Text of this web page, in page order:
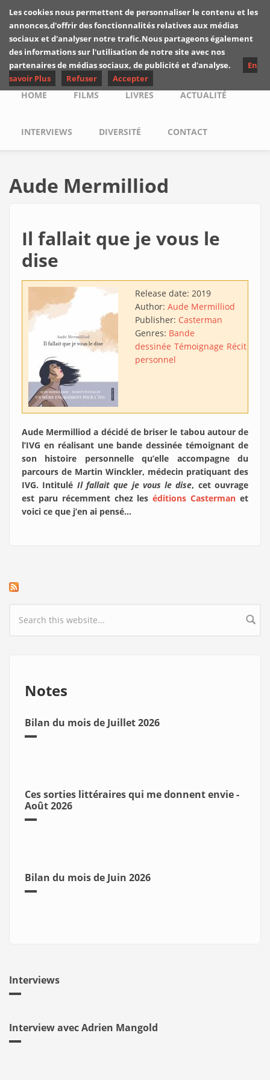
Skip to main content
Les critiques de
Yuyine
Main menu
HOME FILMS LIVRES ACTUALITÉ
INTERVIEWS DIVERSITÉ CONTACT
Aude Mermilliod
Il fallait que je vous le
dise
Release date: 2019
Author: Aude Mermilliod
Publisher: Casterman
Genres: Bande
dessinée Témoignage Récit
personnel
Aude Mermilliod a décidé de briser le tabou autour de
l’IVG en réalisant une bande dessinée témoignant de
son histoire personnelle qu’elle accompagne du
parcours de Martin Winckler, médecin pratiquant des
IVG. Intitulé Il fallait que je vous le dise, cet ouvrage
est paru récemment chez leséditions Casterman et
voici ce que j’en ai pensé…
Search form
Notes
Bilan du mois de Juillet 2026
Ces sorties littéraires qui me donnent envie -
Août 2026
Bilan du mois de Juin 2026
Interviews
Interview avec Adrien Mangold
Les cookies nous permettent de personnaliser le contenu et les
annonces,d'offrir des fonctionnalités relatives aux médias
sociaux et d'analyser notre trafic.Nous partageons également
des informations sur l'utilisation de notre site avec nos
partenaires de médias sociaux, de publicité et d'analyse.
En
savoir Plus
Refuser Accepter